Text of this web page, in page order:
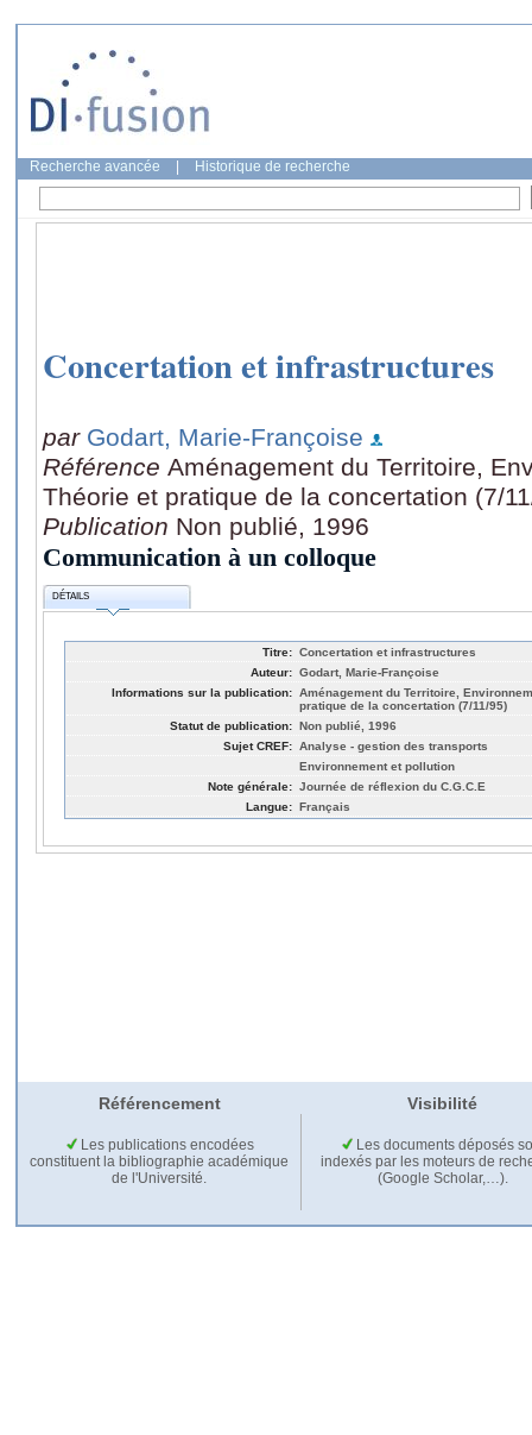
Recherche avancée Historique de recherche
Concertation et infrastructures
par Godart, Marie-Françoise
Référence Aménagement du Territoire,
Théorie et pratique de la concertation (7/
Publication Non publié, 1996
Communication à un colloque
DÉTAILS
Titre: Concertation et infrastructures
Auteur: Godart, Marie-Françoise
Informations sur la publication: Aménagement du Territoire,
pratique de la concertation (7/11/95)
Statut de publication: Non publié, 1996
Sujet CREF: Analyse - gestion des transports
Environnement et pollution
Note générale: Journée de réflexion du C.G.C.E
Langue: Français
Référencement Visibilité
Les publications encodées
constituent la bibliographie académique
de l'Université.
Les documents déposés
indexés par les moteurs de
(Google Scholar,…).